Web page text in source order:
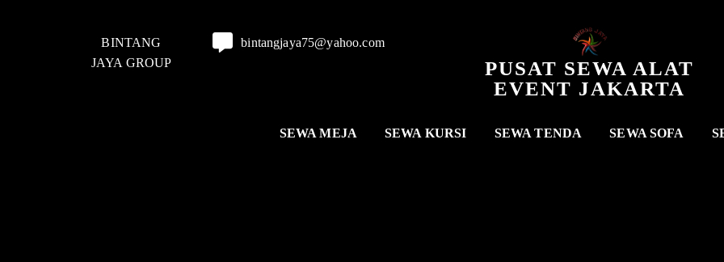
BINTANG
JAYA GROUP
bintangjaya75@yahoo.com
PUSAT SEWA ALAT
EVENT JAKARTA
SEWA MEJA SEWA KURSI SEWA TENDA SEWA SOFA